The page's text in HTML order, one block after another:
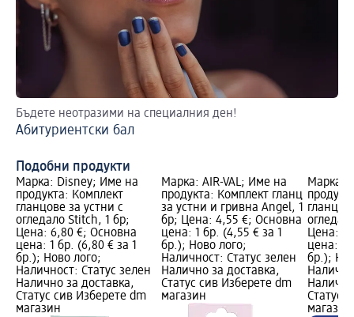
Бъдете неотразими на специалния ден!
Абитуриентски бал
Подобни продукти
Марка: Disney; Име на
продукта: Комплект
гланцове за устни с
огледало Stitch, 1 бр;
Цена: 6,80 €; Основна
цена: 1 бр. (6,80 € за 1
бр.); Ново лого;
Наличност: Статус зелен
Налично за доставка,
Статус сив Изберете dm
магазин
Марка: AIR-VAL; Име на
продукта: Комплект гланц
за устни и гривна Angel, 1
бр; Цена: 4,55 €; Основна
цена: 1 бр. (4,55 € за 1
бр.); Ново лого;
Наличност: Статус зелен
Налично за доставка,
Статус сив Изберете dm
магазин
Марка:
Цена:
цена: 1
бр.);
Статус
магазин